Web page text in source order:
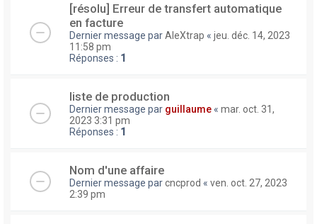
[résolu] Erreur de transfert automatique
en facture
Dernier message parAleXtrap « jeu. déc. 14, 2023
11:58 pm
Réponses : 1
liste de production
Dernier message par guillaume « mar. oct. 31,
2023 3:31 pm
Réponses : 1
Nom d'une affaire
Dernier message parcncprod « ven. oct. 27, 2023
2:39 pm